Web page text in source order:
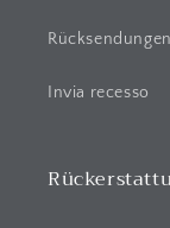
Invia recesso